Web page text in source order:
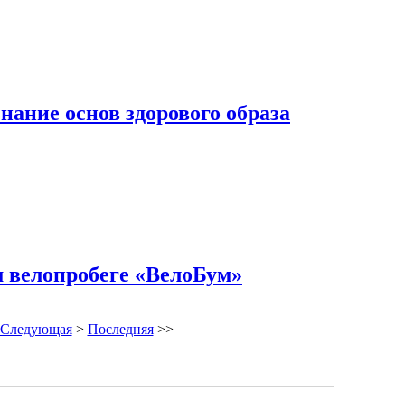
основ здорового образа
«ВелоБум»
Следующая> Последняя>>